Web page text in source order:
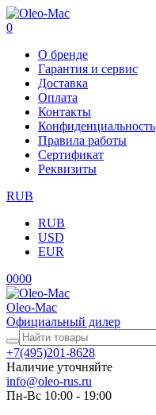
0
О бренде
Гарантия и сервис
Доставка
Оплата
Контакты
Конфиденциальность
Правила работы
Сертификат
Реквизиты
RUB
RUB
USD
EUR
0000
Oleo-Mac
Официальный дилер
+7(495)201-8628
Наличие уточняйте
info@oleo-rus.ru
Пн-Вс 10:00 - 19:00